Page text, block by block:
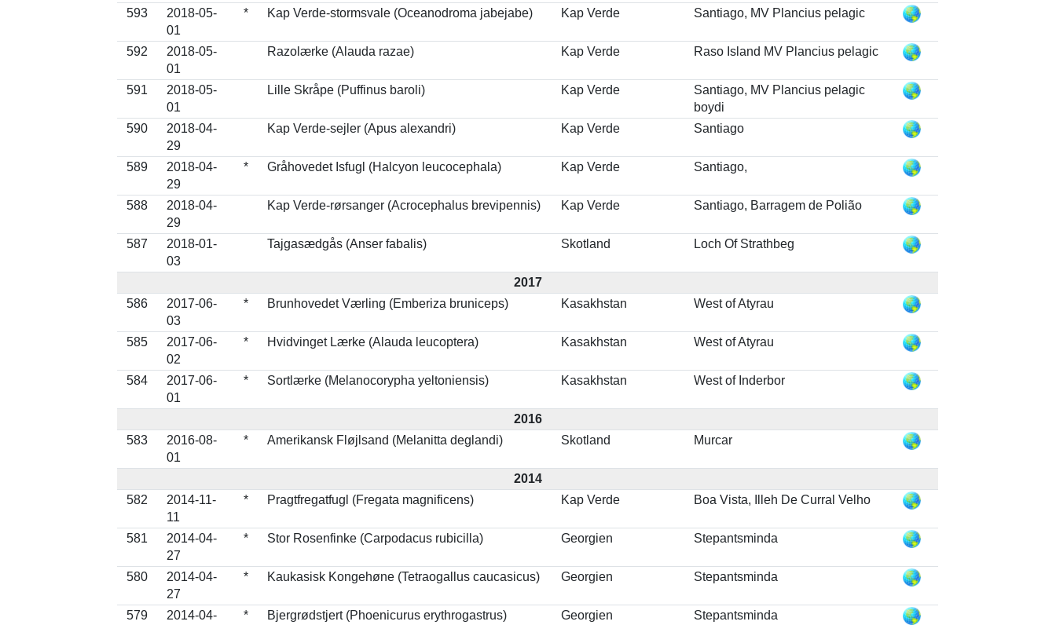
593
2018-05-
01
* Kap Verde-stormsvale (Oceanodroma jabejabe) Kap Verde Santiago, MV Plancius pelagic
592
2018-05-
01
Razolærke (Alauda razae) Kap Verde Raso Island MV Plancius pelagic
591
2018-05-
01
Lille Skråpe (Puffinus baroli) Kap Verde
Santiago, MV Plancius pelagic
boydi
590
2018-04-
29
Kap Verde-sejler (Apus alexandri) Kap Verde Santiago
589
2018-04-
29
* Gråhovedet Isfugl (Halcyon leucocephala) Kap Verde Santiago,
588
2018-04-
29
Kap Verde-rørsanger (Acrocephalus brevipennis) Kap Verde Santiago, Barragem de Polião
587
2018-01-
03
Tajgasædgås (Anser fabalis) Skotland Loch Of Strathbeg
2017
586
2017-06-
03
* Brunhovedet Værling (Emberiza bruniceps) Kasakhstan West of Atyrau
585
2017-06-
02
* Hvidvinget Lærke (Alauda leucoptera) Kasakhstan West of Atyrau
584
2017-06-
01
* Sortlærke (Melanocorypha yeltoniensis) Kasakhstan West of Inderbor
2016
583
2016-08-
01
* Amerikansk Fløjlsand (Melanitta deglandi) Skotland Murcar
2014
582
2014-11-
11
* Pragtfregatfugl (Fregata magnificens) Kap Verde Boa Vista, Illeh De Curral Velho
581
2014-04-
27
* Stor Rosenfinke (Carpodacus rubicilla) Georgien Stepantsminda
580
2014-04-
27
* Kaukasisk Kongehøne (Tetraogallus caucasicus) Georgien Stepantsminda
579
2014-04-
* Bjergrødstjert (Phoenicurus erythrogastrus) Georgien Stepantsminda